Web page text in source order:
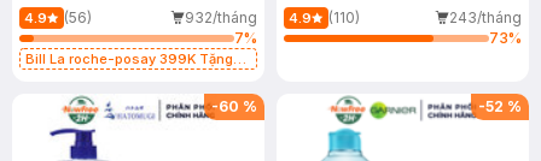
Dụng 40ml
4.9 (56)
932/tháng
7%
Bill La roche-posay 399K Tặng
(SL có hạn)
40ml
4.9 (110)
243/tháng
73%
-60 % -52 %